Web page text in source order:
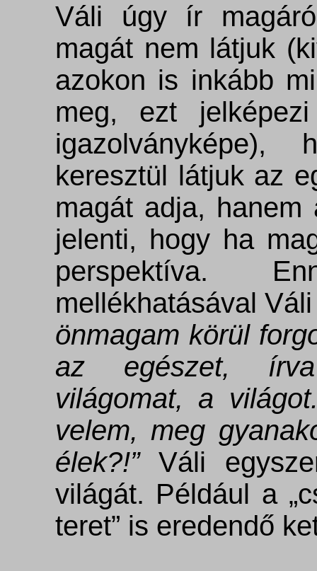
Váli úgy ír
magát nem látjuk
azokon is inkább
meg, ezt
keresztül látjuk az
magát adja,
jelenti, hogy ha
perspektíva.
mellékhatásával
önmagam körül
az egészet,
világomat, a
velem, meg
élek?!”Váli
világát. Például a
teret” is eredendő